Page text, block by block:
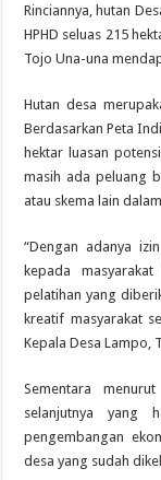
Rinciannya, hutan
HPHD seluas 215
Tojo Una-una
Hutan desa
Berdasarkan Peta
hektar luasan
masih ada peluang
atau skema lain
“Dengan adanya
kepada
pelatihan yang
kreatif masyarakat
Kepala Desa Lampo,
Sementara
selanjutnya yang
pengembangan
desa yang sudah